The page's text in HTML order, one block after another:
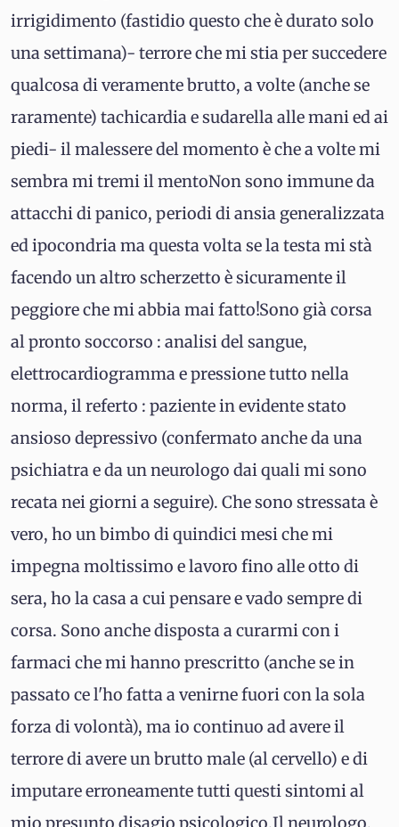
irrigidimento (fastidio questo che è durato solo
una settimana)- terrore che mi stia per succedere
qualcosa di veramente brutto, a volte (anche se
raramente) tachicardia e sudarella alle mani ed ai
piedi- il malessere del momento è che a volte mi
sembra mi tremi il mentoNon sono immune da
attacchi di panico, periodi di ansia generalizzata
ed ipocondria ma questa volta se la testa mi stà
facendo un altro scherzetto è sicuramente il
peggiore che mi abbia mai fatto!Sono già corsa
al pronto soccorso : analisi del sangue,
elettrocardiogramma e pressione tutto nella
norma, il referto : paziente in evidente stato
ansioso depressivo (confermato anche da una
psichiatra e da un neurologo dai quali mi sono
recata nei giorni a seguire). Che sono stressata è
vero, ho un bimbo di quindici mesi che mi
impegna moltissimo e lavoro fino alle otto di
sera, ho la casa a cui pensare e vado sempre di
corsa. Sono anche disposta a curarmi con i
farmaci che mi hanno prescritto (anche se in
passato ce l'ho fatta a venirne fuori con la sola
forza di volontà), ma io continuo ad avere il
terrore di avere un brutto male (al cervello) e di
imputare erroneamente tutti questi sintomi al